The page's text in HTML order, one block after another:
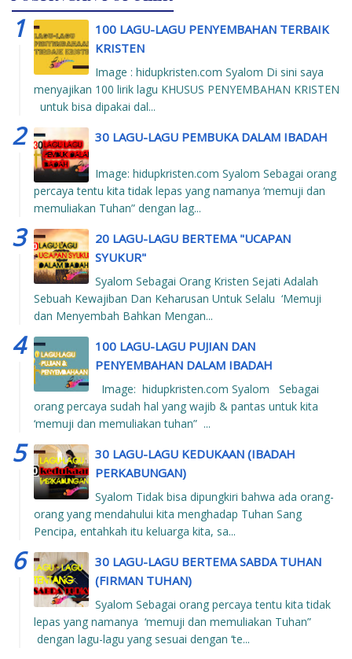
100 LAGU-LAGU PENYEMBAHAN TERBAIK
KRISTEN
Image : hidupkristen.com Syalom Di sini saya
menyajikan 100 lirik lagu KHUSUS PENYEMBAHAN KRISTEN
untuk bisa dipakai dal...
30 LAGU-LAGU PEMBUKA DALAM IBADAH
Image: hidupkristen.com Syalom Sebagai orang
percaya tentu kita tidak lepas yang namanya ‘memuji dan
memuliakan Tuhan” dengan lag...
20 LAGU-LAGU BERTEMA "UCAPAN
SYUKUR"
Syalom Sebagai Orang Kristen Sejati Adalah
Sebuah Kewajiban Dan Keharusan Untuk Selalu ‘Memuji
dan Menyembah Bahkan Mengan...
100 LAGU-LAGU PUJIAN DAN
PENYEMBAHAN DALAM IBADAH
Image: hidupkristen.com Syalom Sebagai
orang percaya sudah hal yang wajib & pantas untuk kita
‘memuji dan memuliakan tuhan” ...
30 LAGU-LAGU KEDUKAAN (IBADAH
PERKABUNGAN)
Syalom Tidak bisa dipungkiri bahwa ada orang-
orang yang mendahului kita menghadap Tuhan Sang
Pencipa, entahkah itu keluarga kita, sa...
30 LAGU-LAGU BERTEMA SABDA TUHAN
(FIRMAN TUHAN)
Syalom Sebagai orang percaya tentu kita tidak
lepas yang namanya ‘memuji dan memuliakan Tuhan”
dengan lagu-lagu yang sesuai dengan ‘te...